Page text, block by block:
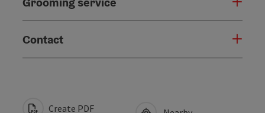
Contact
Create PDF